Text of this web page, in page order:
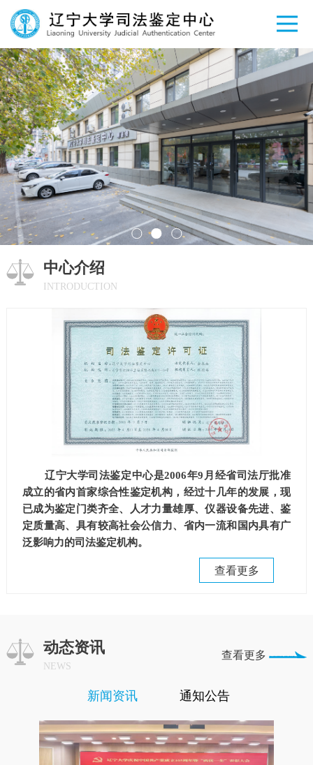
中心介绍
INTRODUCTION
辽宁大学司法鉴定中心是2006年9月经省司法厅批准
成立的省内首家综合性鉴定机构，经过十几年的发展，现
已成为鉴定门类齐全、人才力量雄厚、仪器设备先进、鉴
定质量高、具有较高社会公信力、省内一流和国内具有广
泛影响力的司法鉴定机构。
查看更多
动态资讯
NEWS
查看更多
新闻资讯 通知公告